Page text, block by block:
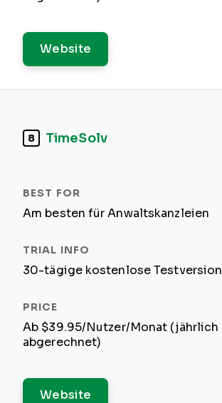
Website
8 TimeSolv
Am besten für Anwaltskanzleien
30-tägige kostenlose Testversion
Ab $39.95/Nutzer/Monat (jährlich
abgerechnet)
Website